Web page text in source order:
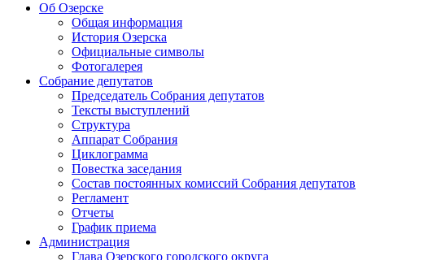
Об Озерске
Общая информация
История Озерска
Официальные символы
Фотогалерея
Собрание депутатов
Председатель Собрания депутатов
Тексты выступлений
Структура
Аппарат Собрания
Циклограмма
Повестка заседания
Состав постоянных комиссий Собрания депутатов
Регламент
Отчеты
График приема
Администрация
Глава Озерского городского округа